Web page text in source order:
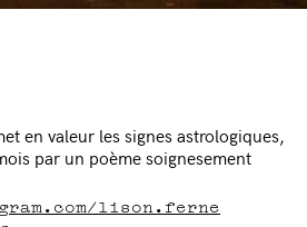
en valeur les signes astrologiques,
par un poème soignesement
lison.ferne